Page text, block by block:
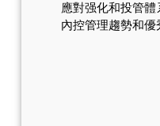
應對强化和投管
內控管理趨勢和優